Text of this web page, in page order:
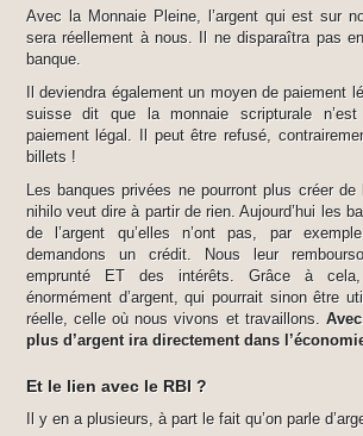
Avec la Monnaie Pleine, l’argent qui est sur
sera réellement à nous. Il ne disparaîtra pas
banque.
Il deviendra également un moyen de paiement
suisse dit que la monnaie scripturale
paiement légal. Il peut être refusé,
billets !
Les banques privées ne pourront plus créer de
nihilo veut dire à partir de rien. Aujourd’hui les
de l’argent qu’elles n’ont pas, par
demandons un crédit. Nous leur
emprunté ET des intérêts. Grâce à
énormément d’argent, qui pourrait sinon être
réelle, celle où nous vivons et travaillons.
plus d’argent ira directement dans
Et le lien avec le RBI ?
Il y en a plusieurs, à part le fait qu’on parle